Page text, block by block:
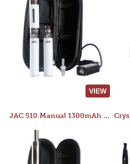
VIEW
JAC 510 Manual 1300mAh Starter Kit